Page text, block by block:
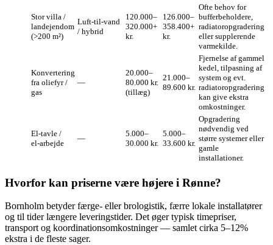
Stor villa /
landejendom
(>200 m²)
Luft‑til‑vand
/ hybrid
120.000–
320.000+
kr.
126.000–
358.400+
kr.
Ofte behov for
bufferbeholdere,
radiatoropgradering
eller supplerende
varmekilde.
Konvertering
fra oliefyr /
gas
—
20.000–
80.000 kr.
(tillæg)
21.000–
89.600 kr.
Fjernelse af gammel
kedel, tilpasning af
system og evt.
radiatoropgradering
kan give ekstra
omkostninger.
El‑tavle /
el‑arbejde
—
5.000–
30.000 kr.
5.000–
33.600 kr.
Opgradering
nødvendig ved
større systemer eller
gamle
installationer.
Hvorfor kan priserne være højere i Rønne?
Bornholm betyder færge- eller brologistik, færre lokale installatører
og til tider længere leveringstider. Det øger typisk timepriser,
transport og koordinationsomkostninger — samlet cirka 5–12%
ekstra i de fleste sager.